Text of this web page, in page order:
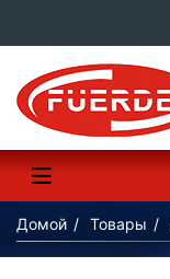
Домой Товары